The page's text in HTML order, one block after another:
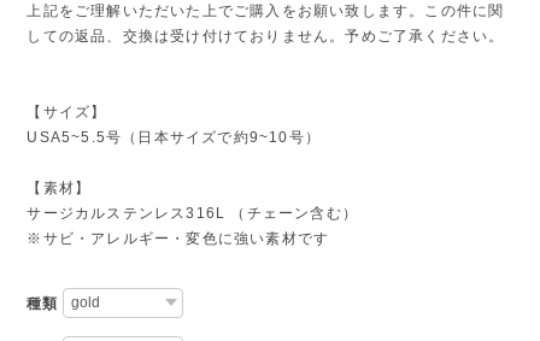
上記をご理解いただいた上でご購入をお願い致します。この件に関
しての返品、交換は受け付けておりません。予めご了承ください。
【サイズ】
USA5~5.5号（日本サイズで約9~10号）
【素材】
サージカルステンレス316L （チェーン含む）
※サビ・アレルギー・変色に強い素材です
種類